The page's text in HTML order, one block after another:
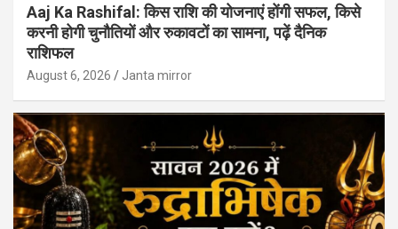
Aaj Ka Rashifal: किस राशि की योजनाएं होंगी सफल, किसे
करनी होगी चुनौतियों और रुकावटों का सामना, पढ़ें दैनिक
राशिफल
August 6, 2026 Janta mirror